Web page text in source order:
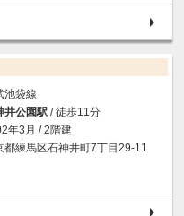
池袋線
井公園駅 / 徒歩11分
年3月 / 2階建
都練馬区石神井町7丁目29-11